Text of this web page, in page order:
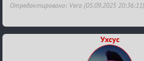
Отредактировано: Vera (05.09.2025 20:36:11)
Ухсус